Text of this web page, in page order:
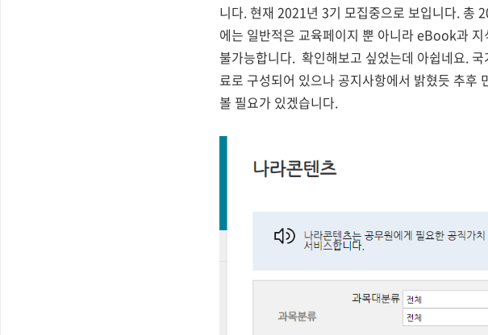
니다. 현재 2021년 3기 모집중으로 보입니다. 총
에는 일반적은 교육페이지 뿐 아니라 eBook과
불가능합니다. 확인해보고 싶었는데 아쉽네요.
료로 구성되어 있으나 공지사항에서 밝혔듯 추후
볼 필요가 있겠습니다.